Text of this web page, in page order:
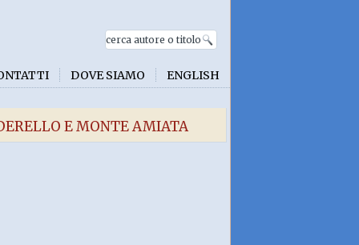
DOVE SIAMO ENGLISH
E MONTE AMIATA